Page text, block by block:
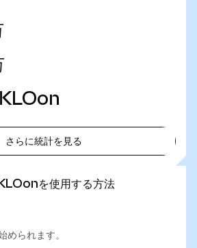
さらに統計を見る
を使用する方法
められます。